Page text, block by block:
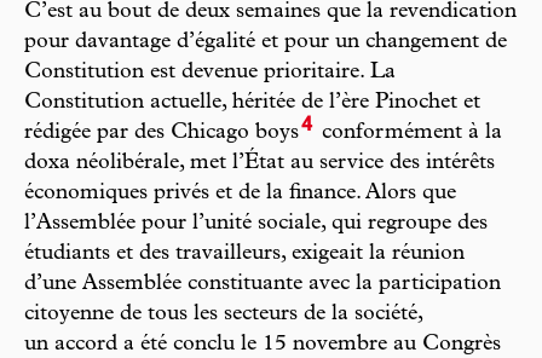
C’est au bout de deux semaines que la revendication
pour davantage d’égalité et pour un changement de
Constitution est devenue prioritaire. La
Constitution actuelle, héritée de l’ère Pinochet et
rédigée par des Chicago boys4 conformément à la
doxa néolibérale, met l’État au service des intérêts
économiques privés et de la finance. Alors que
l’Assemblée pour l’unité sociale, qui regroupe des
étudiants et des travailleurs, exigeait la réunion
d’une Assemblée constituante avec la participation
citoyenne de tous les secteurs de la société,
un accord a été conclu le 15 novembre au Congrès